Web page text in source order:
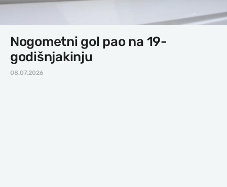
Nogometni gol pao na 19-
godišnjakinju
08.07.2026